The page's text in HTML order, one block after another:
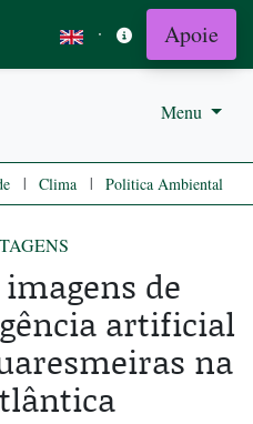
· Apoie
Menu
| Clima | Politica Ambiental
de
artificial
na